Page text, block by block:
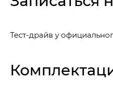
Тест-драйв у